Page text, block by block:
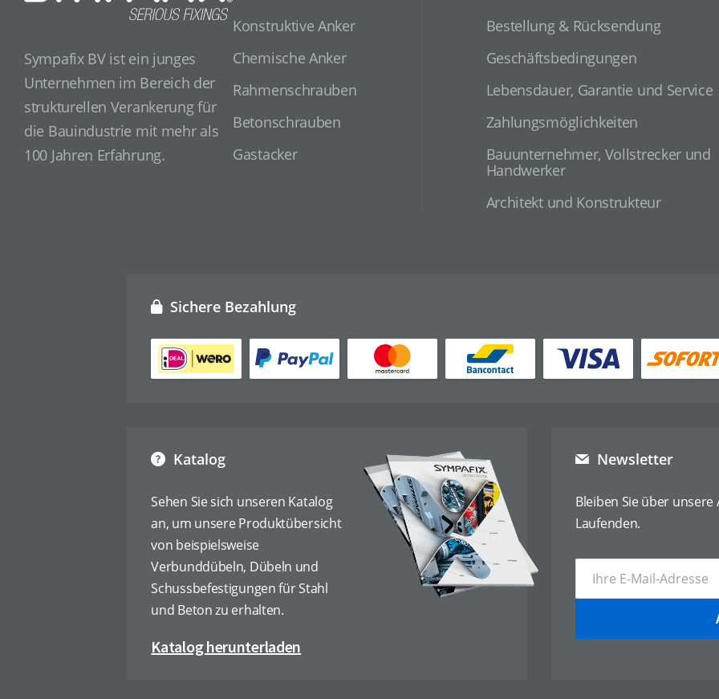
Sympafix BV ist ein junges
Unternehmen im Bereich der
strukturellen Verankerung für
die Bauindustrie mit mehr als
100 Jahren Erfahrung.
Konstruktive Anker
Chemische Anker
Rahmenschrauben
Betonschrauben
Gastacker
Bestellung & Rücksendung
Geschäftsbedingungen
Lebensdauer, Garantie und Service
Zahlungsmöglichkeiten
Bauunternehmer, Vollstrecker und
Handwerker
Architekt und Konstrukteur
Katalog
Sehen Sie sich unseren Katalog
an, um unsere Produktübersicht
von beispielsweise
Verbunddübeln, Dübeln und
Schussbefestigungen für Stahl
und Beton zu erhalten.
Katalog herunterladen
Sichere Bezahlung
Newsletter
Bleiben Sie über
Laufenden.